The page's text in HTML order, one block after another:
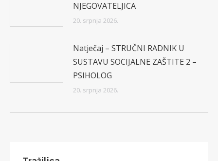
NJEGOVATELJICA
20. srpnja 2026.
Natječaj – STRUČNI RADNIK U
SUSTAVU SOCIJALNE ZAŠTITE 2 –
PSIHOLOG
20. srpnja 2026.